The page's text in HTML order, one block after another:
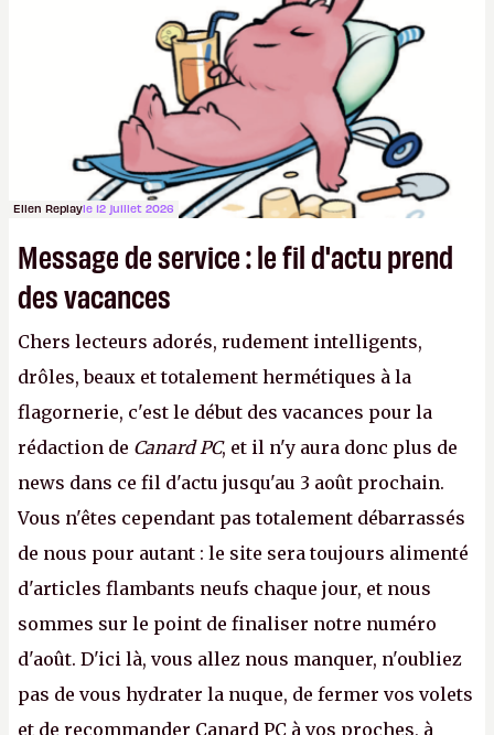
joueurs majeurs (+32 %). L'avenir appartient donc
aux adultes, qui ne sont jamais que des enfants
avec du pouvoir d'achat.P.
Ellen Replayle 12 juillet 2026
Message de service : le fil d'actu prend
des vacances
Chers lecteurs adorés, rudement intelligents,
drôles, beaux et totalement hermétiques à la
flagornerie, c'est le début des vacances pour la
rédaction de Canard PC, et il n'y aura donc plus de
news dans ce fil d'actu jusqu'au 3 août prochain.
Vous n'êtes cependant pas totalement débarrassés
de nous pour autant : le site sera toujours alimenté
d'articles flambants neufs chaque jour, et nous
sommes sur le point de finaliser notre numéro
d'août. D'ici là, vous allez nous manquer, n'oubliez
pas de vous hydrater la nuque, de fermer vos volets
et de recommander Canard PC à vos proches, à